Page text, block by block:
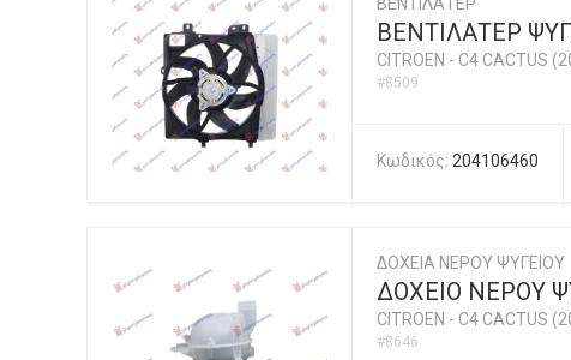
ΒΕΝΤΙΛΑΤΕΡ
CITROEN - C4 CACTUS
#8509
Κωδικός: 204106460
ΔΟΧΕΙΑ ΝΕΡΟΥ ΨΥΓΕΙΟΥ
ΔΟΧΕΙΟ ΝΕΡΟΥ
CITROEN - C4 CACTUS
#8646